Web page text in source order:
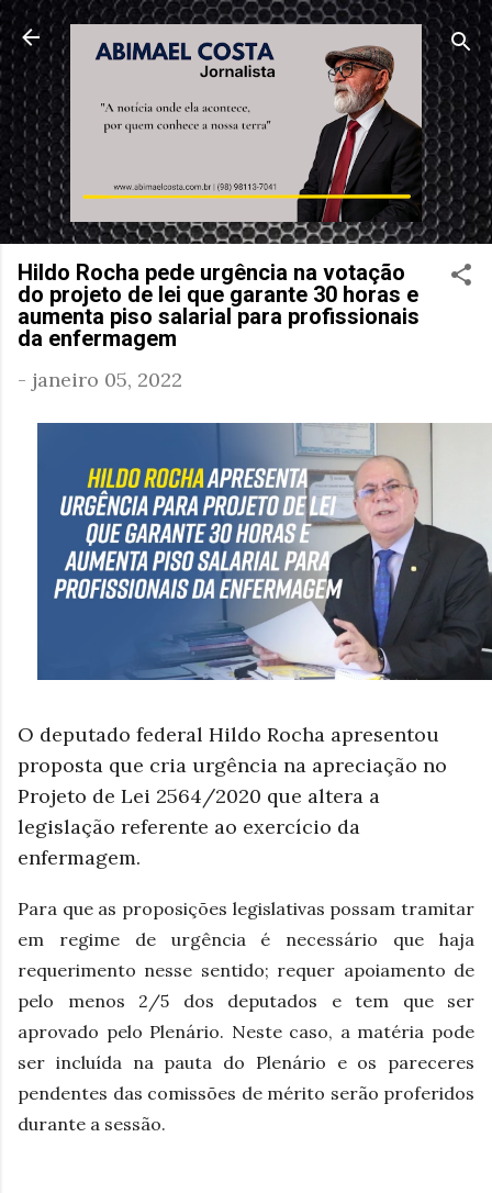
Pular para o conteúdo principal
Hildo Rocha pede urgência na votação
do projeto de lei que garante 30 horas e
aumenta piso salarial para profissionais
da enfermagem
- janeiro 05, 2022
O deputado federal Hildo Rocha apresentou
proposta que cria urgência na apreciação no
Projeto de Lei 2564/2020 que altera a
legislação referente ao exercício da
enfermagem.
Para que as proposições legislativas possam tramitar
em regime de urgência é necessário que haja
requerimento nesse sentido; requer apoiamento de
pelo menos 2/5 dos deputados e tem que ser
aprovado pelo Plenário. Neste caso, a matéria pode
ser incluída na pauta do Plenário e os pareceres
pendentes das comissões de mérito serão proferidos
durante a sessão.